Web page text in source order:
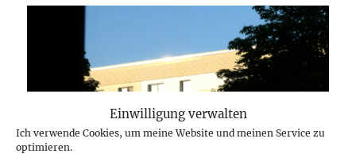
Einwilligung verwalten
Ich verwende Cookies, um meine Website und meinen Service zu
optimieren.